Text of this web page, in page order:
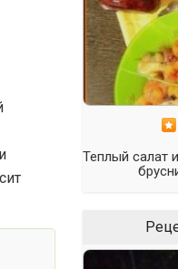
Теплый салат